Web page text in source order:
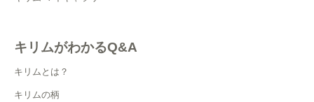
キリムがわかるQ&A
キリムとは？
キリムの柄